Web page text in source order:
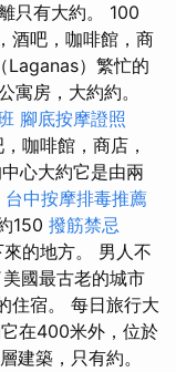
只有大約。 100
酒吧，咖啡館，商
Laganas）繁忙的
寓房，大約約。
腳底按摩證照
咖啡館，商店，
心大約它是由兩
台中按摩排毒推薦
150 撥筋禁忌
的地方。 男人不
國最古老的城市
住宿。 每日旅行大
在400米外，位於
建築，只有約。